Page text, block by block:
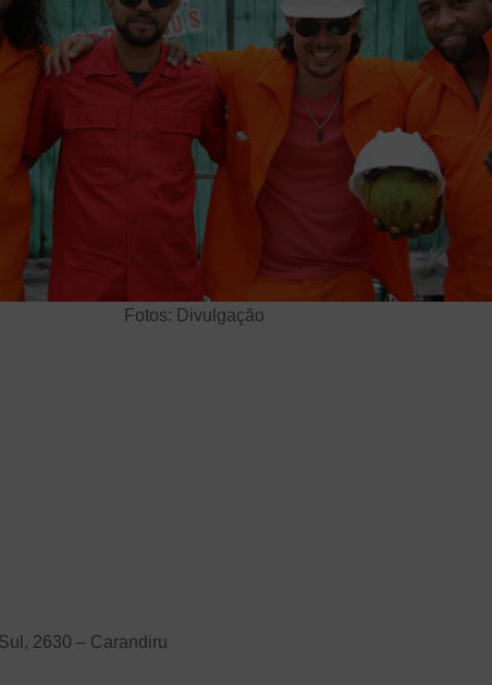
Fotos: Divulgação
2630 – Carandiru